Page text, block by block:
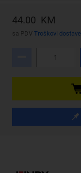
44.00 KM
sa PDV Troškovi dostave